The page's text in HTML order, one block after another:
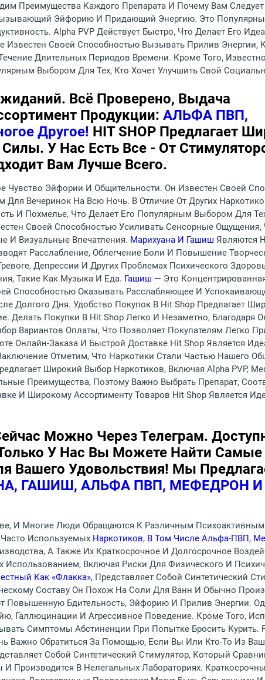
Преимущества Каждого Препарата И Почему Вам
Эйфорию И Придающий Энергию. Это
Alpha PVP Действует Быстро, Что Делает Его
Известен Своей Способностью Вызывать Прилив Энергии,
Длительных Периодов Времени. Кроме Того,
Выбором Для Тех, Кто Хочет Улучшить Свой
Всё Проверено, Выдача
Продукции: АЛЬФА ПВП,
Другое! HIT SHOP Предлагает
У Нас Есть Все - От
Вам Лучше Всего.
Эйфории И Общительности. Он Известен Своей
Вечеринок На Всю Ночь. В Отличие От Других
И Похмелье, Что Делает Его Популярным Выбором Для
Своей Способностью Усиливать Сенсорные Ощущения,
И Визуальные Впечатления. Марихуана И Гашиш Являются
Расслабление, Облегчение Боли И Повышение
Депрессии И Других Проблемах Психического
Такие Как Музыка И Еда. Гашиш — Это
Способностью Оказывать Расслабляющее И
Долгого Дня. Удобство Покупок В Hit Shop Предлагает
Делать Покупки В Hit Shop Легко И Незаметно, Благодаря
Вариантов Оплаты, Что Позволяет Покупателям Легко
Онлайн-Заказа И Быстрой Доставке Hit Shop Является
Отметим, Что Наркотики Стали Частью Нашего
Широкий Выбор Наркотиков, Включая Alpha PVP,
Преимущества, Поэтому Важно Выбрать Препарат,
И Широкому Ассортименту Товаров Hit Shop Является
Можно Через Телеграм.
У Нас Вы Можете Найти Самые
Вашего Удовольствия! Мы
ГАШИШ, АЛЬФА ПВП, МЕФЕДРОН И
И Многие Люди Обращаются К Различным
Используемых Наркотиков, В Том Числе Альфа-ПВП,
А Также Их Краткосрочное И Долгосрочное
Включая Риски Для Физического И
Как «флакка», Представляет Собой Синтетический
Составу Он Похож На Соли Для Ванн И Обычно
Повышенную Бдительность, Эйфорию И Прилив Энергии.
Галлюцинации И Агрессивное Поведение. Кроме Того,
Симптомы Абстиненции При Попытке Бросить Курить.
Важно Обратиться За Помощью, Если Вы Или Кто-То Из
Собой Синтетический Стимулятор, Который
В Нелегальных Лабораториях.